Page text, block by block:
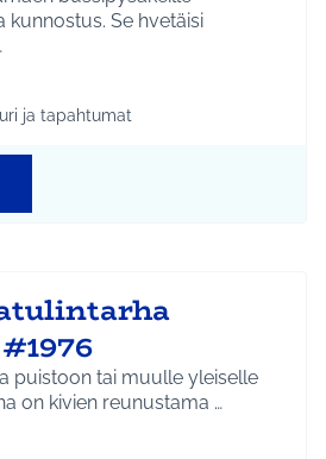
Se hvetäisi
mukaan: Kellokoski
teeman mukaan: Kulttuuri ja
ja tapahtumat
puistoon tai muulle yleiselle
on kivien reunustama …